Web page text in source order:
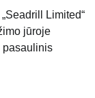
Limited“
jūroje
pasaulinis